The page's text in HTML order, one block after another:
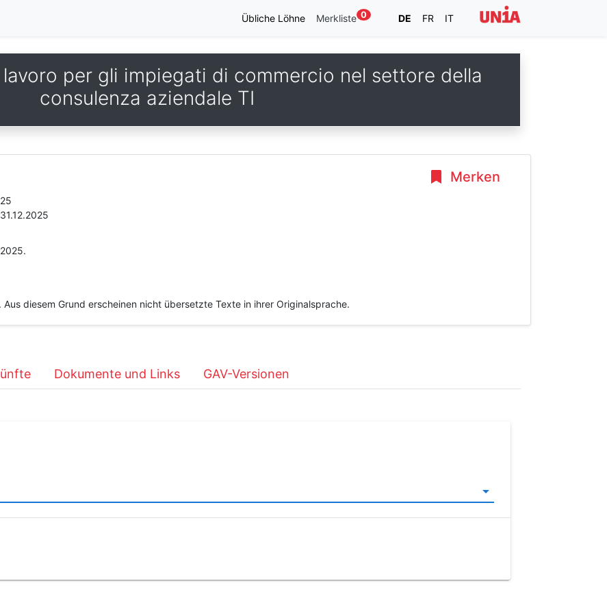
Übliche Löhne Merkliste 0 DE FR IT
per gli impiegati di commercio nel settore della
consulenza aziendale TI
Merken
diesem Grund erscheinen nicht übersetzte Texte in ihrer Originalsprache.
Dokumente und Links GAV-Versionen